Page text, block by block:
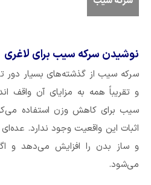
نوشیدن سرکه سیب برای لاغری
سرکه سیب از گذشته‌های بسیار دور
سیب برای کاهش وزن استفاده
اثبات این واقعیت وجود ندارد.
و ساز بدن را افزایش می‌دهد و
می‌شود.